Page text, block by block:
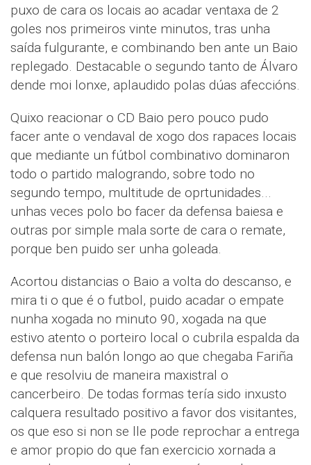
puxo de cara os locais ao acadar ventaxa de 2
goles nos primeiros vinte minutos, tras unha
saída fulgurante, e combinando ben ante un Baio
replegado. Destacable o segundo tanto de Álvaro
dende moi lonxe, aplaudido polas dúas afeccións.
Quixo reacionar o CD Baio pero pouco pudo
facer ante o vendaval de xogo dos rapaces locais
que mediante un fútbol combinativo dominaron
todo o partido malogrando, sobre todo no
segundo tempo, multitude de oprtunidades...
unhas veces polo bo facer da defensa baiesa e
outras por simple mala sorte de cara o remate,
porque ben puido ser unha goleada.
Acortou distancias o Baio a volta do descanso, e
mira ti o que é o futbol, puido acadar o empate
nunha xogada no minuto 90, xogada na que
estivo atento o porteiro local o cubrila espalda da
defensa nun balón longo ao que chegaba Fariña
e que resolviu de maneira maxistral o
cancerbeiro. De todas formas tería sido inxusto
calquera resultado positivo a favor dos visitantes,
os que eso si non se lle pode reprochar a entrega
e amor propio do que fan exercicio xornada a